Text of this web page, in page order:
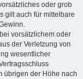
oder grob
gilt auch für mittelbare
vorsätzlichem oder
der Verletzung von
wesentlicher
übrigen der Höhe nach